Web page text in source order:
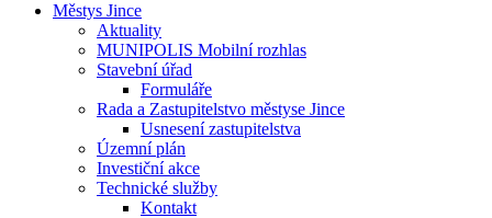
Městys Jince
Aktuality
MUNIPOLIS Mobilní rozhlas
Stavební úřad
Formuláře
Rada a Zastupitelstvo městyse Jince
Usnesení zastupitelstva
Územní plán
Investiční akce
Technické služby
Kontakt